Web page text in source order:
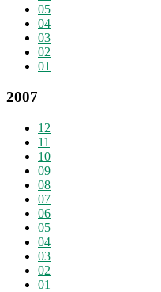
05
04
03
02
01
2007
12
11
10
09
08
07
06
05
04
03
02
01